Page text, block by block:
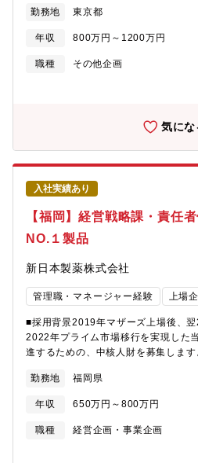
クライフバランスを重視した働き方
タイプの方々と働きやすい職場づく
です。結果として、「裏側のシステ
バラで、機能の有無が把握しづらい
す。このポジションでは、それらの
適な構造に向けた整理・設計を担っ
加【職務内容】■医療PF事業におけ
フィス業務設計に落とし込みながら
成を行い、プロジェクトを推進※ 本
題や例外処理、負荷ポイントを整理
えた実行可能な改善を設計し、関係
用・改善のサイクルを回すことで、実
定着させ、継続的に成果を生み出して
す。【具体的なプロジェクト例】■新
伴う、事業要件整理から運用開始ま
クト■バックオフィス業務領域を中心
ステム構造に対し、根本から再設計に
M&Aにより複数サービスが独立して
最適をデザインできるフェーズ。■サ
れる。■プロダクト、エンジニア、デ
職種と協働し、事業全体に大きなイ
完成形のないプラットフォームを「こ
ズに加われる。【組織構成】プラッ
ドレー医療PF本部について】メドレ
支えることを目的とした事業領域で
AI CLOUD」を中心に展開されてい
勤務地 東京都
年収 800万円～1200万円
職種
その他企画
気にな
入社実績あり
【福岡】経営戦略課・責任
NO.１製品
新日本製薬株式会社
管理職・マネージャー経験 上場
■採用背景2019年マザーズ上場後、翌
2022年プライム市場移行を実現した
進するための、中核人財を募集しま
ングからPMIまで一貫したM&A業務
戦略を具体化した中期経営計画推進
PDCAに関わる業務・中期経営計画
横断的な連携と、重点施策の推進サ
ます。■当社の環境パーフェクトワン
勤務地 福岡県
年収 650万円～800万円
職種
経営企画・事業企画